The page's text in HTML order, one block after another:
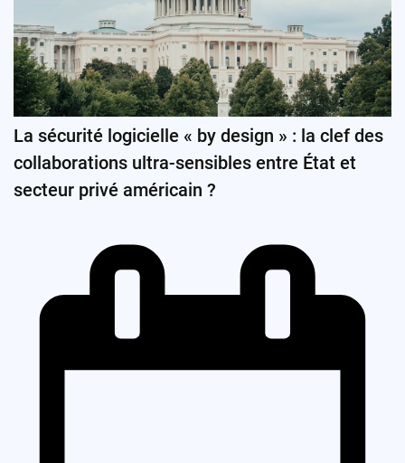
La sécurité logicielle « by design » : la clef des
collaborations ultra-sensibles entre État et
secteur privé américain ?